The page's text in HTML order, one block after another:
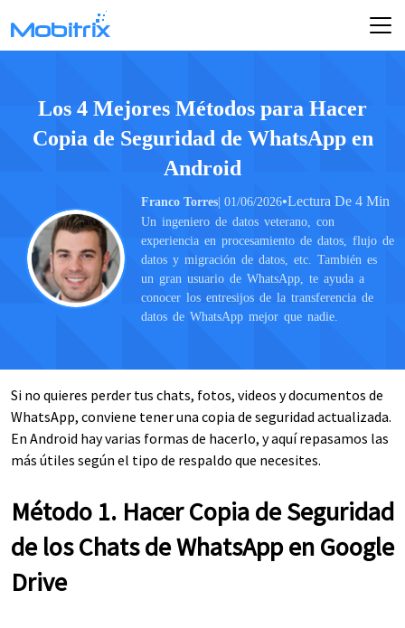
Los 4 Mejores Métodos para Hacer
Copia de Seguridad de WhatsApp en
Android
Franco Torres| 01/06/2026•Lectura De 4 Min
Un ingeniero de datos veterano, con
experiencia en procesamiento de datos, flujo de
datos y migración de datos, etc. También es
un gran usuario de WhatsApp, te ayuda a
conocer los entresijos de la transferencia de
datos de WhatsApp mejor que nadie.
Si no quieres perder tus chats, fotos, videos y documentos de
WhatsApp, conviene tener una copia de seguridad actualizada.
En Android hay varias formas de hacerlo, y aquí repasamos las
más útiles según el tipo de respaldo que necesites.
Método 1. Hacer Copia de Seguridad
de los Chats de WhatsApp en Google
Drive